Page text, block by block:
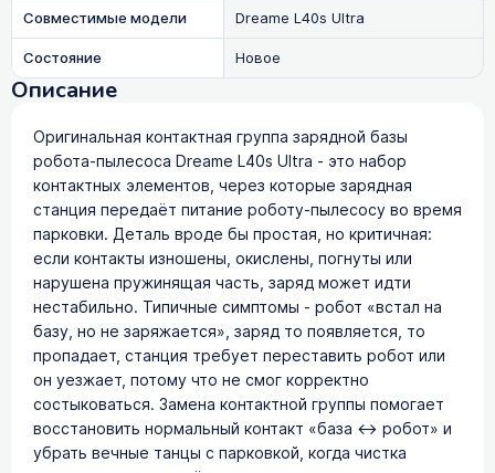
Совместимые модели
Dreame L40s Ultra
Состояние
Новое
Описание
Оригинальная контактная группа зарядной базы
робота-пылесоса Dreame L40s Ultra - это набор
контактных элементов, через которые зарядная
станция передаёт питание роботу-пылесосу во время
парковки. Деталь вроде бы простая, но критичная:
если контакты изношены, окислены, погнуты или
нарушена пружинящая часть, заряд может идти
нестабильно. Типичные симптомы - робот «встал на
базу, но не заряжается», заряд то появляется, то
пропадает, станция требует переставить робот или
он уезжает, потому что не смог корректно
состыковаться. Замена контактной группы помогает
восстановить нормальный контакт «база ↔ робот» и
убрать вечные танцы с парковкой, когда чистка